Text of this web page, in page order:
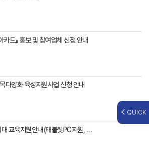
카드』 홍보 및 참여업체 신청 안내
다양화 육성지원사업 신청 안내
장애인행정도우미, 사이버대 교육지원안내(태블릿PC지원, 무료특강)
QUICK